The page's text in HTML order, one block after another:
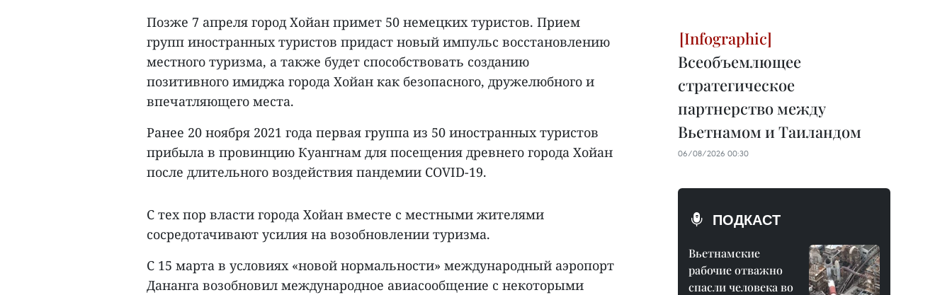
Позже 7 апреля город Хойан примет 50 немецких туристов. Прием
групп иностранных туристов придаст новый импульс восстановлению
местного туризма, а также будет способствовать созданию
позитивного имиджа города Хойан как безопасного, дружелюбного и
впечатляющего места.
Ранее 20 ноября 2021 года первая группа из 50 иностранных туристов
прибыла в провинцию Куангнам для посещения древнего города Хойан
после длительного воздействия пандемии COVID-19.
С тех пор власти города Хойан вместе с местными жителями
сосредотачивают усилия на возобновлении туризма.
С 15 марта в условиях «новой нормальности» международный аэропорт
Дананга возобновил международное авиасообщение с некоторыми
Всеобъемлющее
стратегическое
партнерство между
Вьетнамом и Таиландом
06/08/2026 00:30
ПОДКАСТ
Вьетнамские
рабочие отважно
спасли человека во